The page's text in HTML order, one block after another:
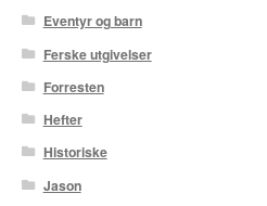
Jens K Styve
Karstein Volle
Eventyr og barn
Ferske utgivelser
Forresten
Hefter
Historiske
Jason